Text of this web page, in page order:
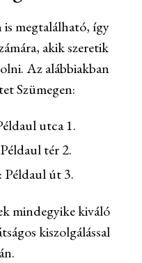
megtalálható, így
akik szeretik
Az alábbiakban
Szümegen:
utca 1.
tér 2.
Példaul út 3.
mindegyike kiváló
kiszolgálással